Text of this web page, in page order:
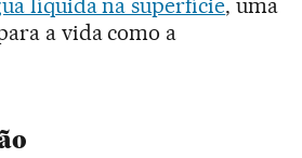
líquida na superfície, uma
a vida como a